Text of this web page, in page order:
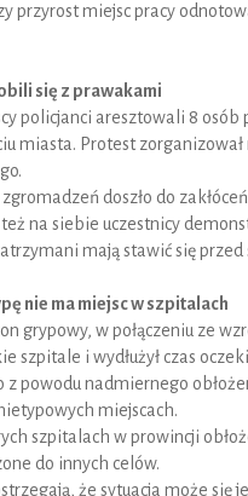
przyrost miejsc pracy
się z prawakami
policjanci aresztowali 8
miasta. Protest
doszło do
na siebie uczestnicy
mają stawić się
nie ma miejsc w szpitalach
grypowy, w połączeniu ze
szpitale i wydłużył czas
z powodu nadmiernego
miejscach.
szpitalach w prowincji
do innych celów.
że sytuacja może się